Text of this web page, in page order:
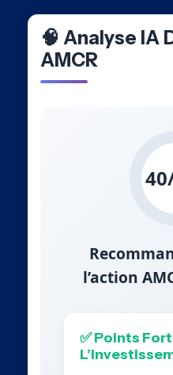
🧠 Analyse IA
AMCR
l’action
✅ Points